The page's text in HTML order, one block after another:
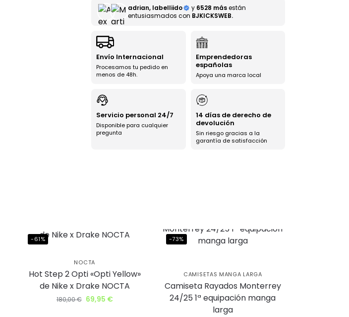
adrian, labelliido y 6528 másestán
entusiasmados con BJKICKSWEB.
Envío Internacional
Procesamos tu pedido en
menos de 48h.
Emprendedoras
españolas
Apoya una marca local
Servicio personal 24/7
Disponible para cualquier
pregunta
14 días de derecho de
devolución
Sin riesgo gracias a la
garantía de satisfacción
-61%
NOCTA
Hot Step 2 Opti «Opti Yellow»
de Nike x Drake NOCTA
180,00€ 69,95 €
-73%
CAMISETAS MANGA LARGA
Camiseta Rayados Monterrey
24/25 1ª equipación manga
larga